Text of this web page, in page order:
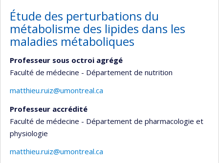
Étude des perturbations du
métabolisme des lipides dans les
maladies métaboliques
Professeur sous octroi agrégé
Faculté de médecine - Département de nutrition
matthieu.ruiz@umontreal.ca
Professeur accrédité
Faculté de médecine - Département de pharmacologie et
physiologie
matthieu.ruiz@umontreal.ca